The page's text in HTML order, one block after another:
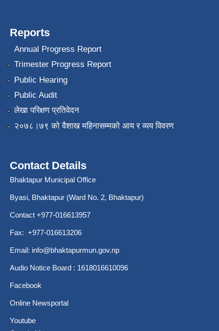
Reports
Annual Progress Report
Trimester Progress Report
Public Hearing
Public Audit
लेखा परिक्षण प्रतिवेदन
२०७८।७९ को वैशाख महिनासम्मको आय र व्यय विवरण
Contact Details
Bhaktapur Municipal Office
Byasi, Bhaktapur (Ward No. 2, Bhaktapur)
Contact +977-016613957
Fax: +977-016613206
Email: info@bhaktapurmun.gov.np
Audio Notice Board : 1618016610096
Facebook
Online Newsportal
Youtube